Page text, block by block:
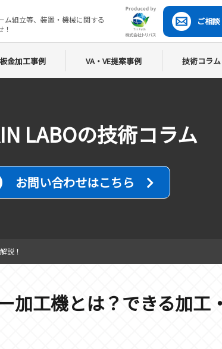
ム組立等、装置・機械に関する
ご相
板金加工事例 VA・VE提案事例 技術コラム
LABOの技術コラム
お問い合わせはこちら
説！
加工機とは？できる加工